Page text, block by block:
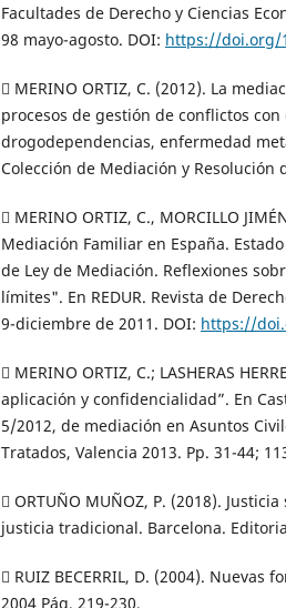
Facultades de Derecho y Ciencias
98 mayo-agosto. DOI: https://doi.org/
 MERINO ORTIZ, C. (2012). La
procesos de gestión de conflictos
drogodependencias, enfermedad
Colección de Mediación y Resolución
 MERINO ORTIZ, C., MORCILLO
Mediación Familiar en España.
de Ley de Mediación. Reflexiones
límites". En REDUR. Revista de
9-diciembre de 2011. DOI: https://
 MERINO ORTIZ, C.; LASHERAS
aplicación y confidencialidad”. En
5/2012, de mediación en Asuntos
Tratados, Valencia 2013. Pp. 31-44;
 ORTUÑO MUÑOZ, P. (2018).
justicia tradicional. Barcelona.
 RUIZ BECERRIL, D. (2004). Nuevas
2004 Pág. 219-230,